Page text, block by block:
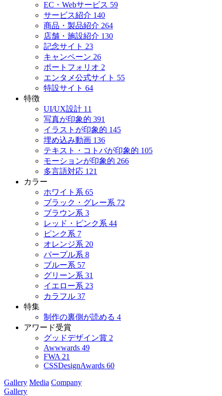
EC・Webサービス 59
サービス紹介 140
商品・製品紹介 264
店舗・施設紹介 130
記念サイト 23
キャンペーン 26
ポートフォリオ 2
エンタメ公式サイト 55
特設サイト 64
特徴
UI/UX設計 11
写真が印象的 391
イラストが印象的 145
埋め込み動画 136
テキスト・コトバが印象的 105
モーションが印象的 266
多言語対応 121
カラー
ホワイト系 65
ブラック・グレー系 72
ブラウン系 3
レッド・ピンク系 44
ピンク系 7
オレンジ系 20
パープル系 8
ブルー系 57
グリーン系 31
イエロー系 23
カラフル 37
特集
制作の裏側が読める 4
アワード受賞
グッドデザイン賞 2
Awwwards 49
FWA 21
CSSDesignAwards 60
Gallery Media Company
Gallery